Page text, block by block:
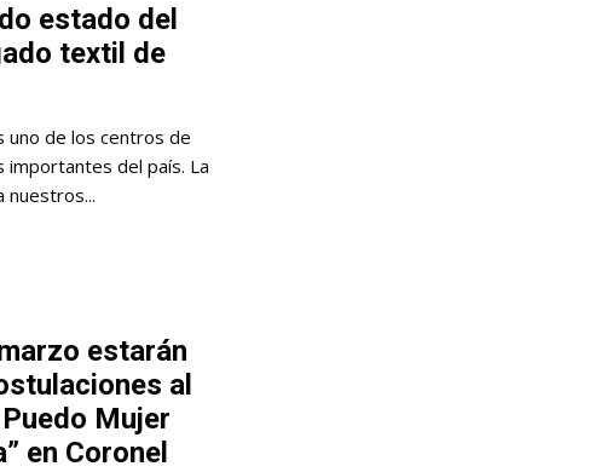
estado del
textil de
uno de los centros de
importantes del país. La
nuestros...
estarán
al
Mujer
en Coronel